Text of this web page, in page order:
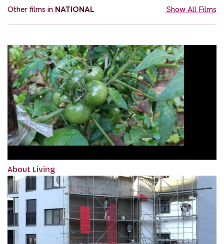
Other films in NATIONAL Show All Films
About Living